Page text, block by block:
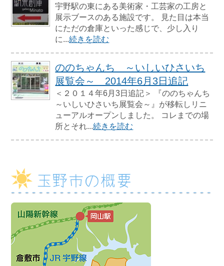
宇野駅の東にある美術家・工芸家の工房と
展示ブースのある施設です。 見た目は本当
にただの倉庫といった感じで、少し入り
に...続きを読む
ののちゃんち ～いしいひさいち
展覧会～ 2014年6月3日追記
＜２０１４年6月3日追記＞ 『ののちゃんち
～いしいひさいち展覧会～』が移転しリニ
ューアルオープンしました。 コレまでの場
所とそれ...続きを読む
玉野市の概要